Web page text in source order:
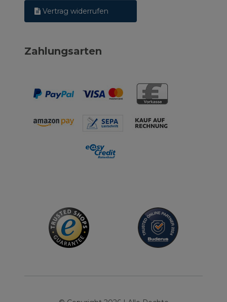
Vertrag widerrufen
Zahlungsarten